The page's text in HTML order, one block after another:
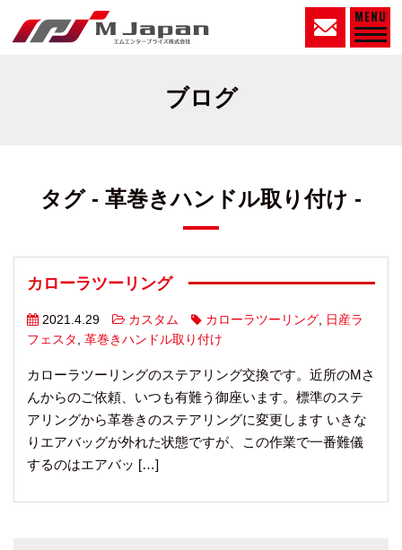
MENU
ブログ
タグ - 革巻きハンドル取り付け -
カローラツーリング
2021.4.29 カスタム カローラツーリング, 日産ラ
フェスタ , 革巻きハンドル取り付け
カローラツーリングのステアリング交換です。近所のMさ
んからのご依頼、いつも有難う御座います。標準のステ
アリングから革巻きのステアリングに変更します いきな
りエアバッグが外れた状態ですが、この作業で一番難儀
するのはエアバッ […]